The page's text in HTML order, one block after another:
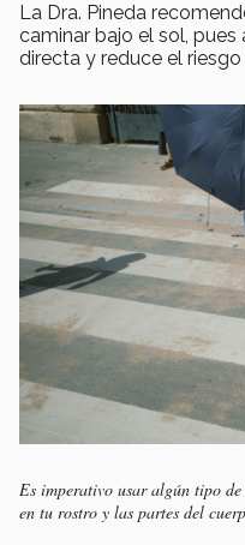
La Dra. Pineda
caminar bajo el sol, pues
directa y reduce el
Es imperativo usar algún tipo
en tu rostro y las partes del